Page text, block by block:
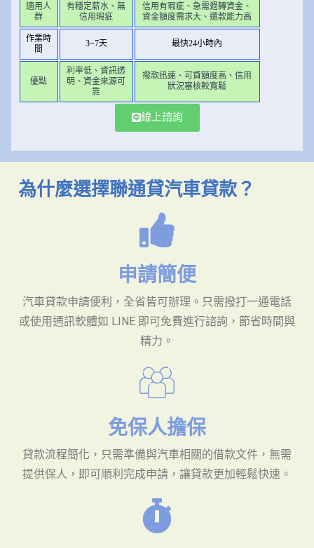
適用人
群
有穩定薪水、無
信用瑕疵
信用有瑕疵、急需週轉資金、
資金額度需求大、還款能力高
作業時
間
3~7天 最快24小時內
優點
利率低、資訊透
明、資金來源可
靠
撥款迅速、可貸額度高、信用
狀況審核較寬鬆
線上諮詢
為什麼選擇聯通貸汽車貸款？
申請簡便
汽車貸款申請便利，全省皆可辦理。只需撥打一通電話
或使用通訊軟體如 LINE 即可免費進行諮詢，節省時間與
精力。
免保人擔保
貸款流程簡化，只需準備與汽車相關的借款文件，無需
提供保人，即可順利完成申請，讓貸款更加輕鬆快速。